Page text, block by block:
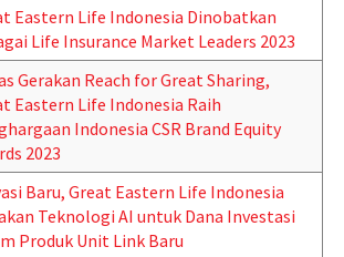
Eastern Life Indonesia Dinobatkan
Life Insurance Market Leaders 2023
Gerakan Reach for Great Sharing,
Eastern Life Indonesia Raih
Indonesia CSR Brand Equity
2023
Baru, Great Eastern Life Indonesia
Teknologi AI untuk Dana Investasi
Produk Unit Link Baru